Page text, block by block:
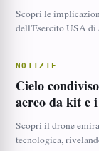
Scopri le
dell'Esercito USA
NOTIZIE
Cielo
aereo da kit e
Scopri il drone
tecnologica,